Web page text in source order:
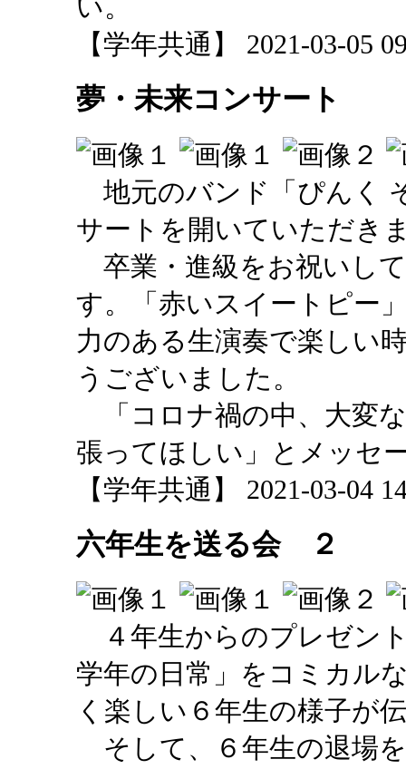
い。
【学年共通】 2021-03-05
夢・未来コンサート
地元のバンド「ぴんく
サートを開いていただき
卒業・進級をお祝いし
す。「赤いスイートピー
力のある生演奏で楽しい
うございました。
「コロナ禍の中、大変
張ってほしい」とメッセ
【学年共通】 2021-03-04
六年生を送る会 ２
４年生からのプレゼン
学年の日常」をコミカル
く楽しい６年生の様子が
そして、６年生の退場